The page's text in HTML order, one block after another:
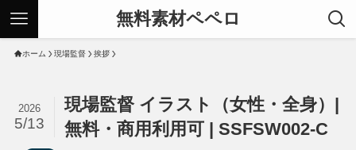
無料素材ペペロ
ホーム 現場監督 挨拶
現場監督 イラスト（女性・全身）|
無料・商用利用可 | SSFSW002-C
2026
5/13